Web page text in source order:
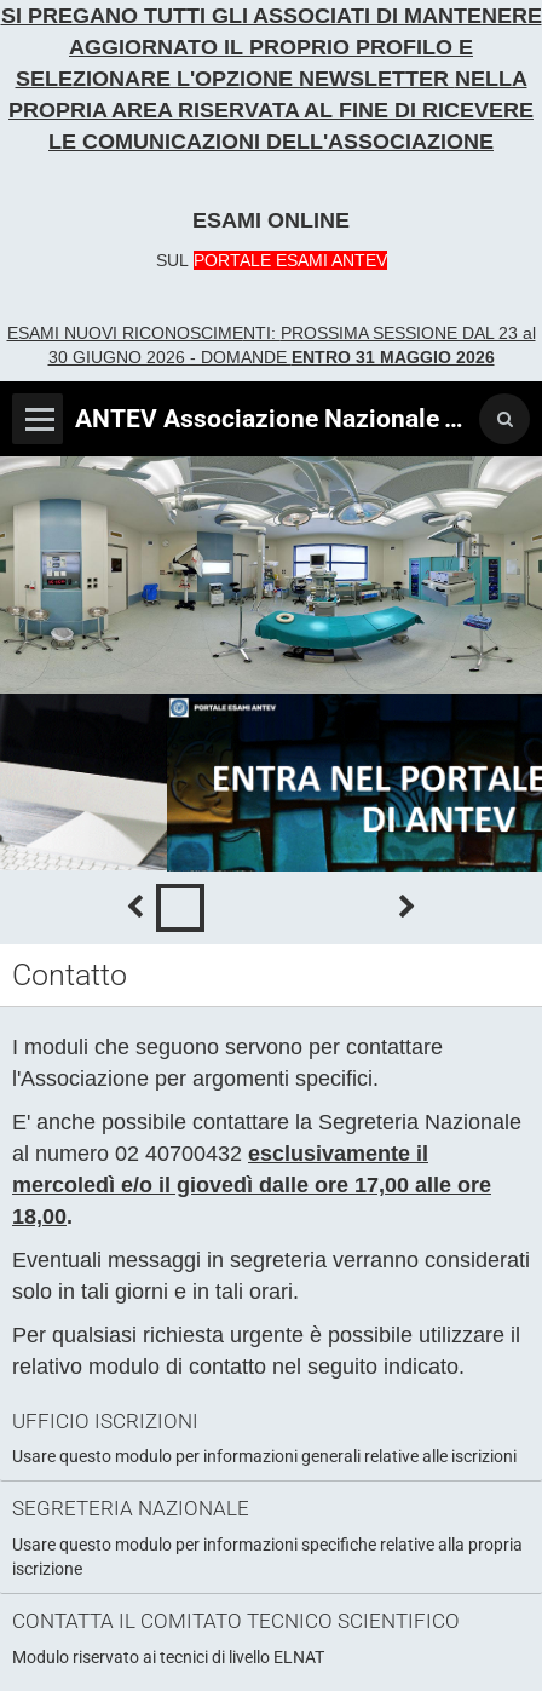
SI PREGANO TUTTI GLI ASSOCIATI DI MANTENERE
AGGIORNATO IL PROPRIO PROFILO E
SELEZIONARE L'OPZIONE NEWSLETTER NELLA
PROPRIA AREA RISERVATA AL FINE DI RICEVERE
LE COMUNICAZIONI DELL'ASSOCIAZIONE
ESAMI ONLINE
SUL PORTALE ESAMI ANTEV
ESAMI NUOVI RICONOSCIMENTI: PROSSIMA SESSIONE DAL 23 al
30 GIUGNO 2026 - DOMANDE ENTRO 31 MAGGIO 2026
ANTEV Associazione Nazionale Tecnici Verificatori
Contatto
I moduli che seguono servono per contattare
l'Associazione per argomenti specifici.
E' anche possibile contattare la Segreteria Nazionale
al numero 02 40700432 esclusivamente il
mercoledì e/o il giovedì dalle ore 17,00 alle ore
18,00.
Eventuali messaggi in segreteria verranno considerati
solo in tali giorni e in tali orari.
Per qualsiasi richiesta urgente è possibile utilizzare il
relativo modulo di contatto nel seguito indicato.
UFFICIO ISCRIZIONI
Usare questo modulo per informazioni generali relative alle iscrizioni
SEGRETERIA NAZIONALE
Usare questo modulo per informazioni specifiche relative alla propria
iscrizione
CONTATTA IL COMITATO TECNICO SCIENTIFICO
Modulo riservato ai tecnici di livello ELNAT